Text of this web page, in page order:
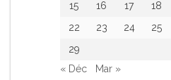
15
16 17 18
22
23 24 25
29
« Déc
Mar »